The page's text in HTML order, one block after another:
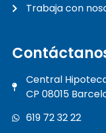
Trabaja con
Central
CP 08015
619 72 32 22